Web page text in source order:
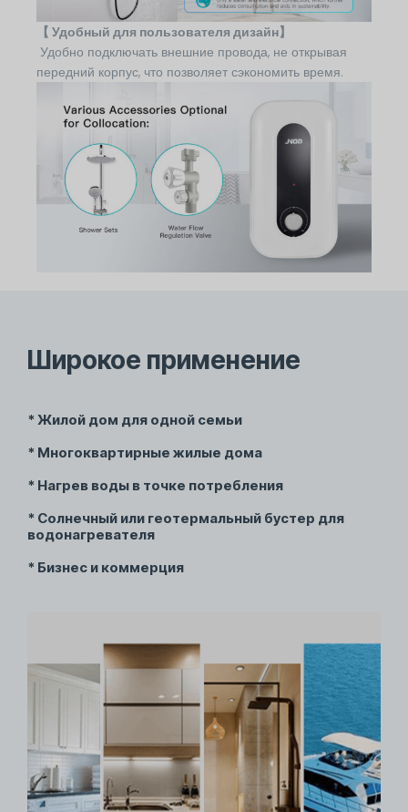
【 Удобный для пользователя дизайн】
Удобно подключать внешние провода, не открывая
передний корпус, что позволяет сэкономить время.
Широкое применение
* Жилой дом для одной семьи
* Многоквартирные жилые дома
* Нагрев воды в точке потребления
* Солнечный или геотермальный бустер для
водонагревателя
* Бизнес и коммерция
Исследования и